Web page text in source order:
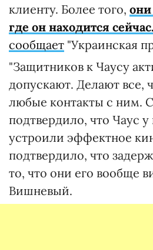
клиенту. Более того,
где он находится сейчас.
сообщает "Украинская
"Защитников к Чаусу
допускают. Делают все,
любые контакты с ним.
подтвердило, что Чаус
устроили эффектное
подтвердило, что
то, что они его вообще
Вишневый.